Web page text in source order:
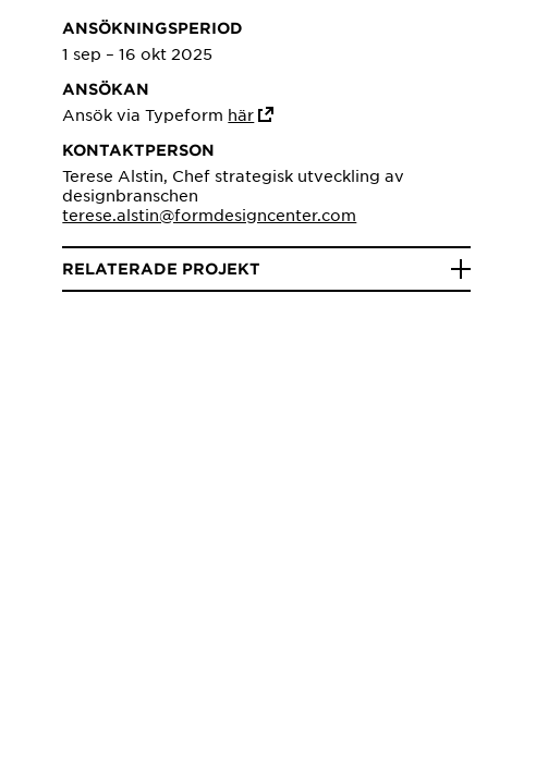
ANSÖKNINGSPERIOD
1 sep – 16 okt 2025
ANSÖKAN
Ansök via Typeform här
KONTAKTPERSON
Terese Alstin, Chef strategisk utveckling av
designbranschen
terese.alstin@formdesigncenter.com
RELATERADE PROJEKT